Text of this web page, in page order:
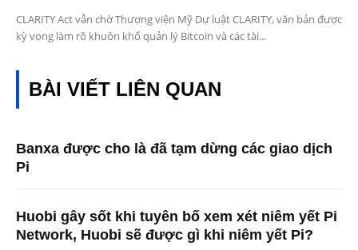
CLARITY Act vẫn chờ Thượng viện Mỹ Dự luật CLARITY, văn bản được
kỳ vọng làm rõ khuôn khổ quản lý Bitcoin và các tài...
BÀI VIẾT LIÊN QUAN
Banxa được cho là đã tạm dừng các giao dịch
Pi
Huobi gây sốt khi tuyên bố xem xét niêm yết Pi
Network, Huobi sẽ được gì khi niêm yết Pi?